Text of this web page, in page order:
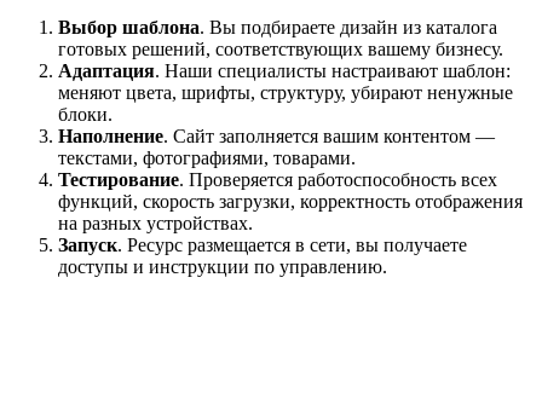
Выбор шаблона. Вы подбираете дизайн из каталога
готовых решений, соответствующих вашему бизнесу.
Адаптация. Наши специалисты настраивают шаблон:
меняют цвета, шрифты, структуру, убирают ненужные
блоки.
Наполнение. Сайт заполняется вашим контентом —
текстами, фотографиями, товарами.
Тестирование. Проверяется работоспособность всех
функций, скорость загрузки, корректность отображения
на разных устройствах.
Запуск. Ресурс размещается в сети, вы получаете
доступы и инструкции по управлению.